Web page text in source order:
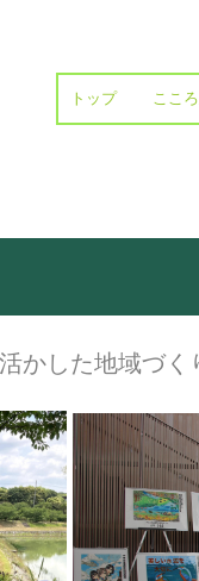
トップ ここ
かした地域づく